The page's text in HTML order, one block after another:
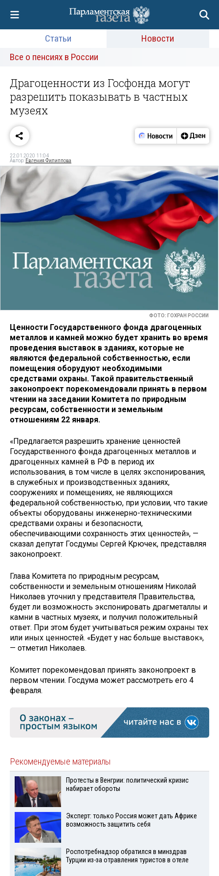
Статьи
Новости
Все о пенсиях в России
Драгоценности из Госфонда могут
разрешить показывать в частных
музеях
22.01.2020 11:04
Автор: Евгения Филиппова
ФОТО: ГОХРАН РОССИИ
Ценности Государственного фонда драгоценных
металлов и камней можно будет хранить во время
проведения выставок в зданиях, которые не
являются федеральной собственностью, если
помещения оборудуют необходимыми
средствами охраны. Такой правительственный
законопроект порекомендовали принять в первом
чтении на заседании Комитета по природным
ресурсам, собственности и земельным
отношениям 22 января.
«Предлагается разрешить хранение ценностей
Государственного фонда драгоценных металлов и
драгоценных камней в РФ в период их
использования, в том числе в целях экспонирования,
в служебных и производственных зданиях,
сооружениях и помещениях, не являющихся
федеральной собственностью, при условии, что такие
объекты оборудованы инженерно-техническими
средствами охраны и безопасности,
обеспечивающими сохранность этих ценностей», —
сказал депутат Госдумы Сергей Крючек, представляя
законопроект.
Глава Комитета по природным ресурсам,
собственности и земельным отношениям Николай
Николаев уточнил у представителя Правительства,
будет ли возможность экспонировать драгметаллы и
камни в частных музеях, и получил положительный
ответ. При этом будет учитываться режим охраны тех
или иных ценностей. «Будет у нас больше выставок»,
— отметил Николаев.
Комитет порекомендовал принять законопроект в
первом чтении. Госдума может рассмотреть его 4
февраля.
Рекомендуемые материалы
Протесты в Венгрии: политический кризис
набирает обороты
Эксперт: только Россия может дать Африке
возможность защитить себя
Роспотребнадзор обратился в минздрав
Турции из-за отравления туристов в отеле